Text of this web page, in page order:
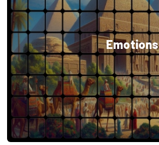
Emotions